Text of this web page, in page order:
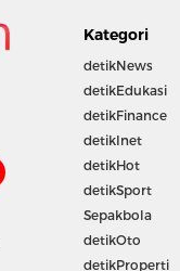
Kategori
detikNews
detikEdukasi
detikFinance
detikInet
detikHot
detikSport
Sepakbola
detikOto
detikProperti